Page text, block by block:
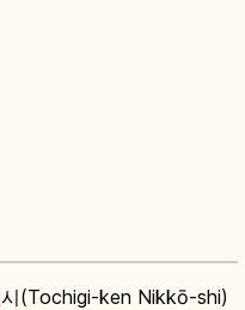
시(Tochigi-ken Nikkō-shi)